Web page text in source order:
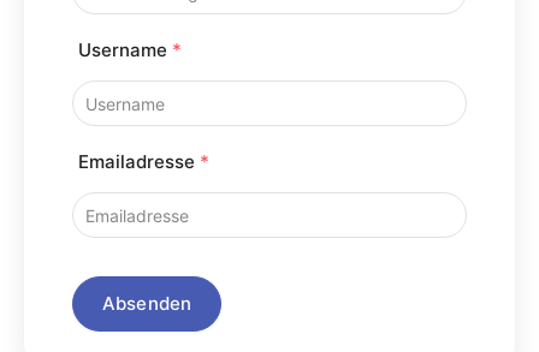
Username *
Emailadresse *
Absenden